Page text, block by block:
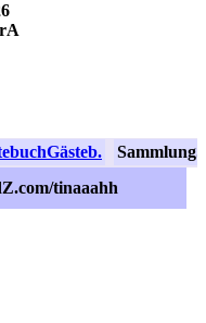
Gästeb. Sammlung
tinaaahh